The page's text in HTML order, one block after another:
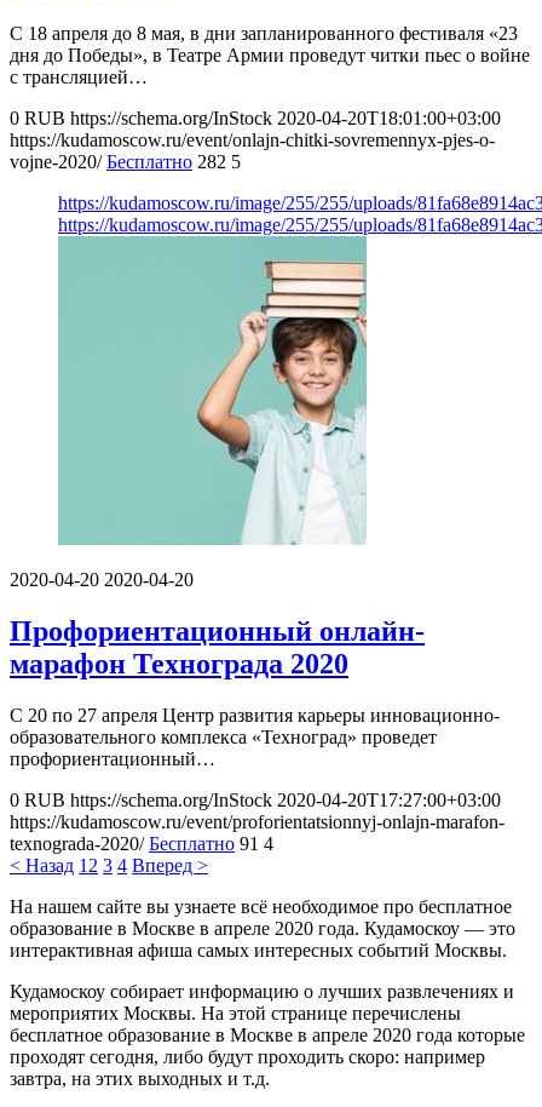
С 18 апреля до 8 мая, в дни запланированного фестиваля «23
дня до Победы», в Театре Армии проведут читки пьес о войне
с трансляцией…
0 RUB https://schema.org/InStock 2020-04-20T18:01:00+03:00
https://kudamoscow.ru/event/onlajn-chitki-sovremennyx-pjes-o-
vojne-2020/ Бесплатно 282 5
https://kudamoscow.ru/image/255/255/uploads/
https://kudamoscow.ru/image/255/255/uploads/
2020-04-20 2020-04-20
Профориентационный онлайн-
марафон Технограда 2020
С 20 по 27 апреля Центр развития карьеры инновационно-
образовательного комплекса «Техноград» проведет
профориентационный…
0 RUB https://schema.org/InStock 2020-04-20T17:27:00+03:00
https://kudamoscow.ru/event/proforientatsionnyj-onlajn-marafon-
texnograda-2020/ Бесплатно 91 4
< Назад 1 2 3 4 Вперед >
На нашем сайте вы узнаете всё необходимое про бесплатное
образование в Москве в апреле 2020 года. Кудамоскоу — это
интерактивная афиша самых интересных событий Москвы.
Кудамоскоу собирает информацию о лучших развлечениях и
мероприятих Москвы. На этой странице перечислены
бесплатное образование в Москве в апреле 2020 года которые
проходят сегодня, либо будут проходить скоро: например
завтра, на этих выходных и т.д.